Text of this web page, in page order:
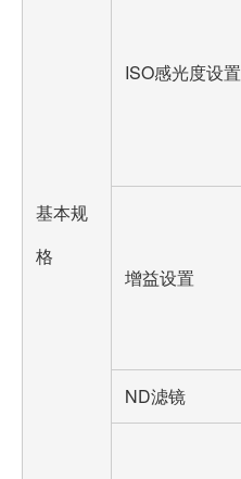
基本规
格
ISO感光度设置
增益设置
ND滤镜